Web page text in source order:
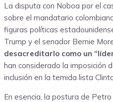
La disputa con Noboa por el
sobre el mandatario
figuras políticas
Trump y el senador Bernie
desacreditarlo como un
han considerado la imposición
inclusión en la temida lista
En esencia, la postura de